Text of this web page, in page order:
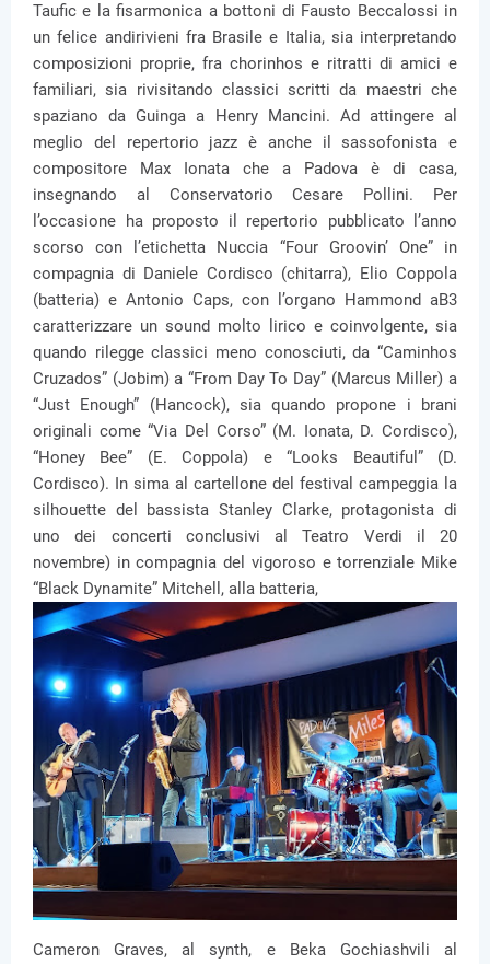
Taufic e la fisarmonica a bottoni di Fausto Beccalossi in
un felice andirivieni fra Brasile e Italia, sia interpretando
composizioni proprie, fra chorinhos e ritratti di amici e
familiari, sia rivisitando classici scritti da maestri che
spaziano da Guinga a Henry Mancini. Ad attingere al
meglio del repertorio jazz è anche il sassofonista e
compositore Max Ionata che a Padova è di casa,
insegnando al Conservatorio Cesare Pollini. Per
l’occasione ha proposto il repertorio pubblicato l’anno
scorso con l’etichetta Nuccia “Four Groovin’ One” in
compagnia di Daniele Cordisco (chitarra), Elio Coppola
(batteria) e Antonio Caps, con l’organo Hammond aB3
caratterizzare un sound molto lirico e coinvolgente, sia
quando rilegge classici meno conosciuti, da “Caminhos
Cruzados” (Jobim) a “From Day To Day” (Marcus Miller) a
“Just Enough” (Hancock), sia quando propone i brani
originali come “Via Del Corso” (M. Ionata, D. Cordisco),
“Honey Bee” (E. Coppola) e “Looks Beautiful” (D.
Cordisco). In sima al cartellone del festival campeggia la
silhouette del bassista Stanley Clarke, protagonista di
uno dei concerti conclusivi al Teatro Verdi il 20
novembre) in compagnia del vigoroso e torrenziale Mike
“Black Dynamite” Mitchell, alla batteria,
Cameron Graves, al synth, e Beka Gochiashvili al